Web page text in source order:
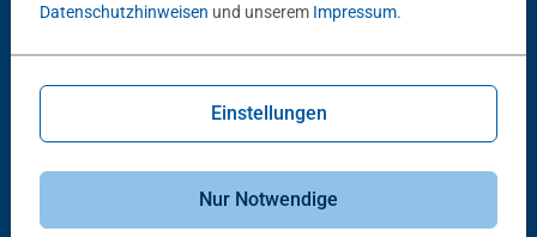
Andere Kunden mögen auch
Datenschutzhinweisen und unserem Impressum.
Einstellungen
Nur Notwendige